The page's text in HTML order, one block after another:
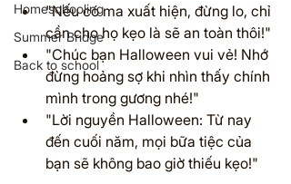
Homeschooling
Summer Bridge
Back to school
"Nếu có ma xuất hiện, đừng lo, chỉ
cần cho họ kẹo là sẽ an toàn thôi!"
"Chúc bạn Halloween vui vẻ! Nhớ
đừng hoảng sợ khi nhìn thấy chính
mình trong gương nhé!"
"Lời nguyền Halloween: Từ nay
đến cuối năm, mọi bữa tiệc của
bạn sẽ không bao giờ thiếu kẹo!"